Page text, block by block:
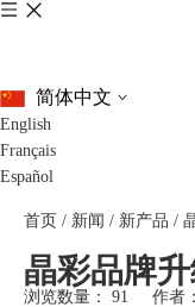
简体中文
English
Français
Español
首页 / 新闻 / 新产品 /
晶彩品牌
浏览数量： 91 作者